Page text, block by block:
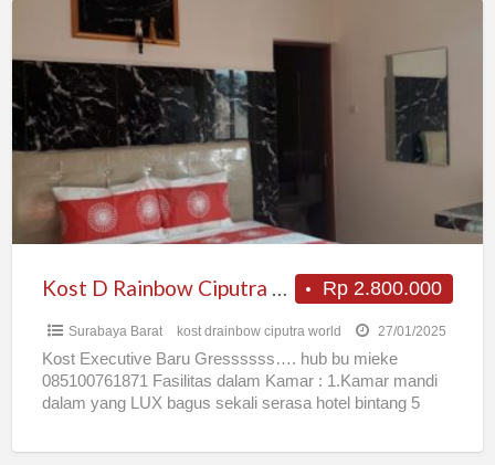
Rainbow
Ciputra
World
mayjen
sungkono
Surabaya
Rp 2.800.000
Kost D Rainbow Ciputra World mayjen sungkono Surabaya
Surabaya Barat kost drainbow ciputra world 27/01/2025
Kost Executive Baru Gressssss…. hub bu mieke
085100761871 Fasilitas dalam Kamar : 1.Kamar mandi
dalam yang LUX bagus sekali serasa hotel bintang 5